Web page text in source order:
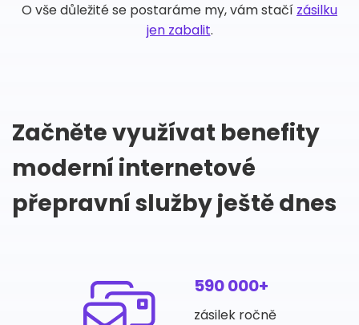
O vše důležité se postaráme my, vám stačí zásilku
jen zabalit.
Začněte využívat benefity
moderní internetové
přepravní služby ještě dnes
590 000+
zásilek ročně